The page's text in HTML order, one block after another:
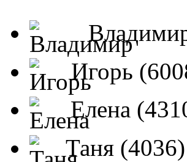
Игорь
Елена
Таня (4036)